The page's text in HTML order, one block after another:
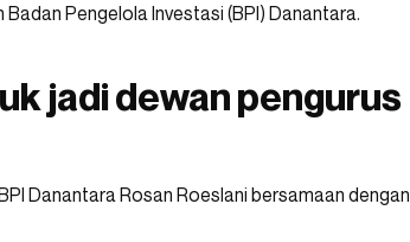
Pengelola Investasi (BPI) Danantara.
jadi dewan pengurus
Danantara Rosan Roeslani bersamaan dengan